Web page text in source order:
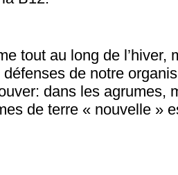
tout au long de l’hiver,
de notre
dans les agrumes,
de terre « nouvelle »